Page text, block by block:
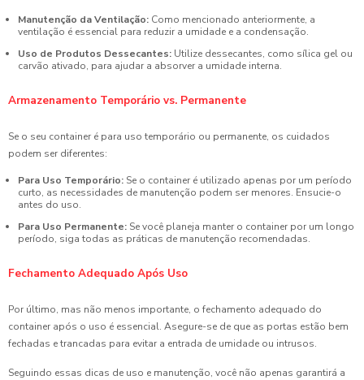
Manutenção da Ventilação: Como mencionado anteriormente, a
ventilação é essencial para reduzir a umidade e a condensação.
Uso de Produtos Dessecantes: Utilize dessecantes, como sílica gel ou
carvão ativado, para ajudar a absorver a umidade interna.
Armazenamento Temporário vs. Permanente
Se o seu container é para uso temporário ou permanente, os cuidados
podem ser diferentes:
Para Uso Temporário: Se o container é utilizado apenas por um período
curto, as necessidades de manutenção podem ser menores. Ensucie-o
antes do uso.
Para Uso Permanente: Se você planeja manter o container por um longo
período, siga todas as práticas de manutenção recomendadas.
Fechamento Adequado Após Uso
Por último, mas não menos importante, o fechamento adequado do
container após o uso é essencial. Asegure-se de que as portas estão bem
fechadas e trancadas para evitar a entrada de umidade ou intrusos.
Seguindo essas dicas de uso e manutenção, você não apenas garantirá a